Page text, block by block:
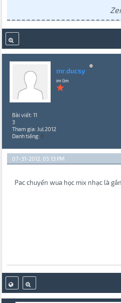
Zeroman
mr.ducsy
im lìm
Bài viết: 11
3
Tham gia: Jul 2012
Danh tiếng: 0
07-31-2012, 05:13 PM
Pac chuyển wua học mix nhạc là